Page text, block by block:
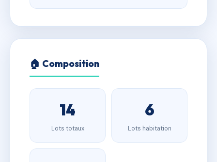
🏠 Composition
14
Lots totaux
6
Lots habitation